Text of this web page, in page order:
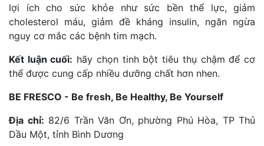
lợi ích cho sức khỏe như sức bền thể lực, giảm
cholesterol máu, giảm đề kháng insulin, ngăn ngừa
nguy cơ mắc các bệnh tim mạch.
Kết luận cuối: hãy chọn tinh bột tiêu thụ chậm để cơ
thể được cung cấp nhiều dưỡng chất hơn nhen.
BE FRESCO - Be fresh, Be Healthy, Be Yourself
Địa chỉ: 82/6 Trần Văn Ơn, phường Phú Hòa, TP Thủ
Dầu Một, tỉnh Bình Dương